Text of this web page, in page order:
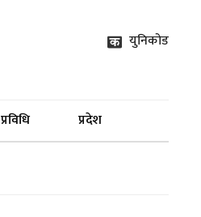
युनिकोड
प्रविधि प्रदेश